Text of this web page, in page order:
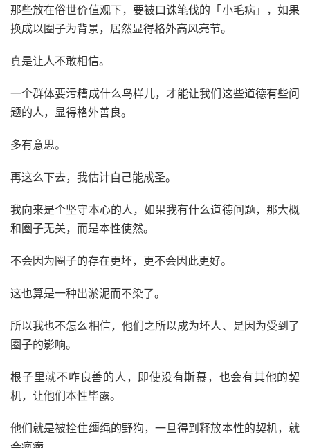
那些放在俗世价值观下，要被口诛笔伐的「小毛病」，如果
换成以圈子为背景，居然显得格外高风亮节。
真是让人不敢相信。
一个群体要污糟成什么鸟样儿，才能让我们这些道德有些问
题的人，显得格外善良。
多有意思。
再这么下去，我估计自己能成圣。
我向来是个坚守本心的人，如果我有什么道德问题，那大概
和圈子无关，而是本性使然。
不会因为圈子的存在更坏，更不会因此更好。
这也算是一种出淤泥而不染了。
所以我也不怎么相信，他们之所以成为坏人、是因为受到了
圈子的影响。
根子里就不咋良善的人，即使没有斯慕，也会有其他的契
机，让他们本性毕露。
他们就是被拴住缰绳的野狗，一旦得到释放本性的契机，就